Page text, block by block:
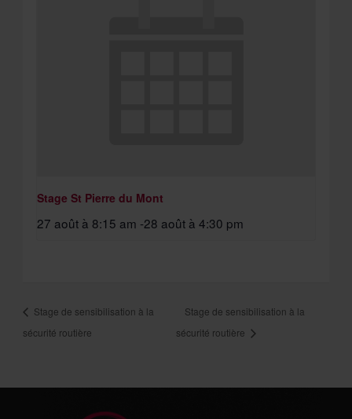
Stage St Pierre du Mont
27 août à 8:15 am -28 août à 4:30 pm
Stage de sensibilisation à la
sécurité routière
Stage de sensibilisation à la
sécurité routière